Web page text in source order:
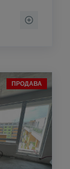
ПРОДАВА